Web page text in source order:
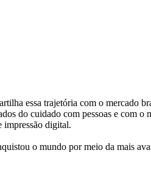
essa trajetória com o mercado
do cuidado com pessoas e com o
impressão digital.
o mundo por meio da mais